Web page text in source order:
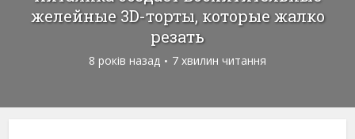
желейные 3D-торты, которые жалко
резать
8 років назад 7 хвилин читання